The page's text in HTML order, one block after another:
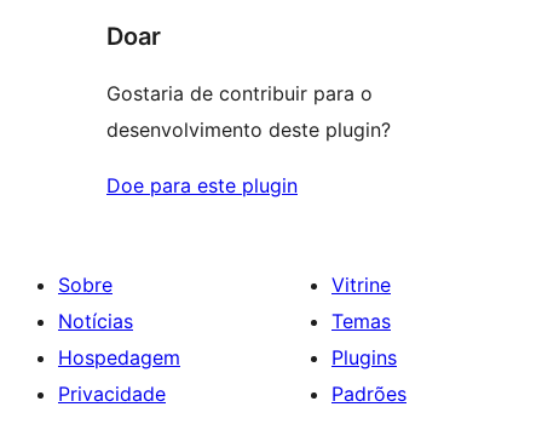
Doar
Gostaria de contribuir para o
desenvolvimento deste plugin?
Doe para este plugin
Sobre
Notícias
Hospedagem
Privacidade
Vitrine
Temas
Plugins
Padrões